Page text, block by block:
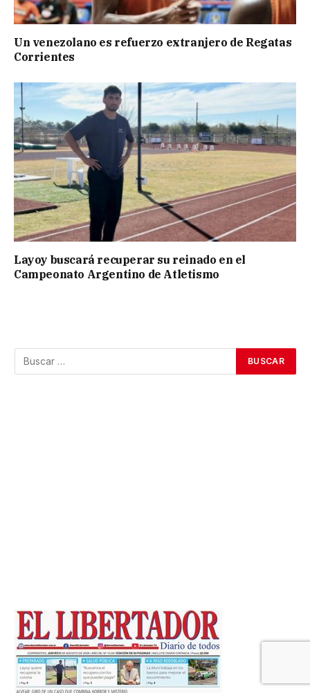
Un venezolano es refuerzo extranjero de Regatas
Corrientes
Layoy buscará recuperar su reinado en el
Campeonato Argentino de Atletismo